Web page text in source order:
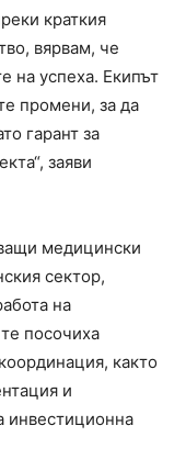
краткия
вярвам, че
на успеха. Екипът
промени, за да
гарант за
заяви
медицински
сектор,
на
посочиха
както
и
инвестиционна